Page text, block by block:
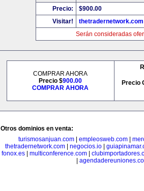
Precio:
$900.00
Visitar!
thetradernetwork.com
Serán consideradas
COMPRAR AHORA
Precio $900.00
COMPRAR AHORA
Precio
Otros dominios en venta:
turismosanjuan.com| empleosweb.com|
thetradernetwork.com
negocios.io
fonox.es| multiconference.com|